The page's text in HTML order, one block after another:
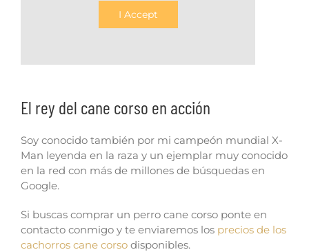
I Accept
El rey del cane corso en acción
Soy conocido también por mi campeón mundial X-
Man leyenda en la raza y un ejemplar muy conocido
en la red con más de millones de búsquedas en
Google.
Si buscas comprar un perro cane corso ponte en
contacto conmigo y te enviaremos los precios de los
cachorros cane corso disponibles.